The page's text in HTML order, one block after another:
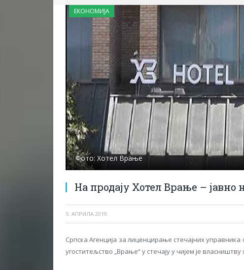
Фото: Хотел Врање
На продају Хотел Врање – јавно
5. АПРИЛА 2019.
ЕКОНОМИЈА
Српска Aгенциjа за лиценцирање стечаjних
угоститељство „Врање“ у стечаjу у чиjем jе власништву